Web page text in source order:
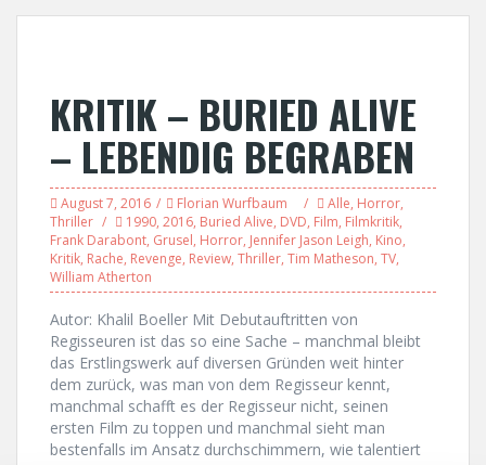
KRITIK – BURIED ALIVE
– LEBENDIG BEGRABEN
August 7, 2016 Florian Wurfbaum Alle, Horror,
Thriller
1990, 2016, Buried Alive, DVD, Film, Filmkritik,
Frank Darabont, Grusel, Horror, Jennifer Jason Leigh, Kino,
Kritik, Rache, Revenge, Review, Thriller, Tim Matheson, TV,
William Atherton
Autor: Khalil Boeller Mit Debutauftritten von
Regisseuren ist das so eine Sache – manchmal bleibt
das Erstlingswerk auf diversen Gründen weit hinter
dem zurück, was man von dem Regisseur kennt,
manchmal schafft es der Regisseur nicht, seinen
ersten Film zu toppen und manchmal sieht man
bestenfalls im Ansatz durchschimmern, wie talentiert